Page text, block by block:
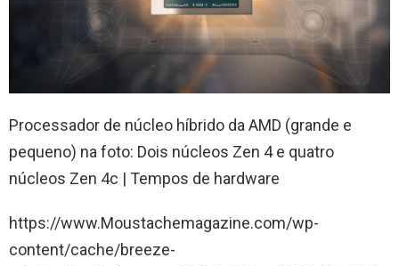
Processador de núcleo híbrido da AMD (grande e
pequeno) na foto: Dois núcleos Zen 4 e quatro
núcleos Zen 4c | Tempos de hardware
https://www.Moustachemagazine.com/wp-
content/cache/breeze-